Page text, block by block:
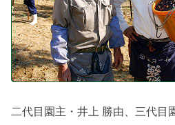
二代目園主・井上 勝由、三代目